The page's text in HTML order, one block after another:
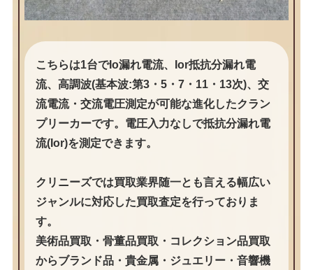
こちらは1台でIo漏れ電流、Ior抵抗分漏れ電
流、高調波(基本波:第3・5・7・11・13次)、交
流電流・交流電圧測定が可能な進化したクラン
プリーカーです。電圧入力なしで抵抗分漏れ電
流(Ior)を測定できます。
クリニーズでは買取業界随一とも言える幅広い
ジャンルに対応した買取査定を行っておりま
す。
美術品買取・骨董品買取・コレクション品買取
からブランド品・貴金属・ジュエリー・音響機